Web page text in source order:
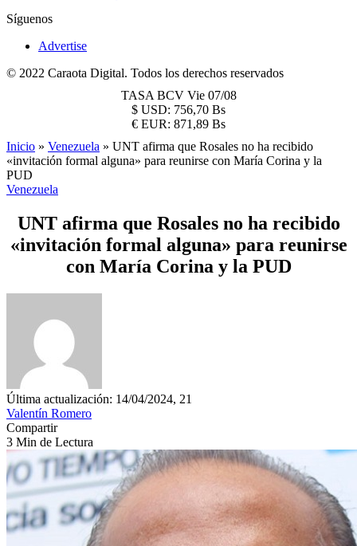
Síguenos
Advertise
© 2022 Caraota Digital. Todos los derechos reservados
TASA BCV Vie 07/08
$ USD: 756,70 Bs
€ EUR: 871,89 Bs
Inicio » Venezuela » UNT afirma que Rosales no ha recibido
«invitación formal alguna» para reunirse con María Corina y la
PUD
Venezuela
UNT afirma que Rosales no ha recibido
«invitación formal alguna» para reunirse
con María Corina y la PUD
Última actualización: 14/04/2024, 21
Valentín Romero
Compartir
3 Min de Lectura